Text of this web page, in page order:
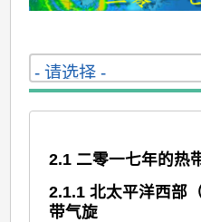
2.1 二零一七年的热
2.1.1 北太平洋西部
带气旋